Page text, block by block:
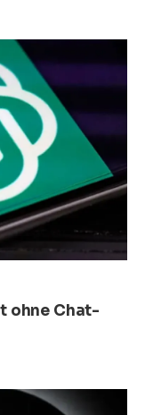
ohne Chat-